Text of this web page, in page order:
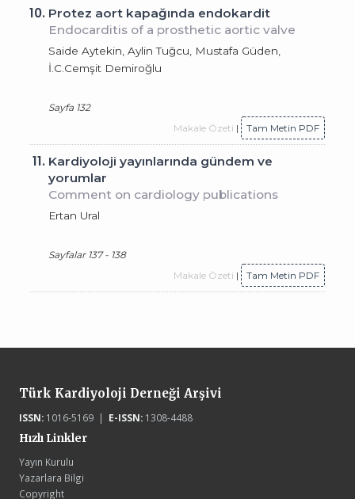
10. Protez aort kapağında endokardit
Endocarditis of a prosthetic aortic valve
Saide Aytekin, Aylin Tuğcu, Mustafa Güden,
İ.C.Cemşit Demiroğlu
Sayfa 132
Makale Özeti | Tam Metin PDF
11. Kardiyoloji yayınlarında gündem ve
yorumlar
Comment on cardiology publications
Ertan Ural
Sayfalar 137 - 138
Makale Özeti | Tam Metin PDF
Türk Kardiyoloji Derneği Arşivi
ISSN:1016-5169 | E-ISSN:1308-4488
Hızlı Linkler
Yayın Kurulu
Yazarlara Bilgi
Copyright